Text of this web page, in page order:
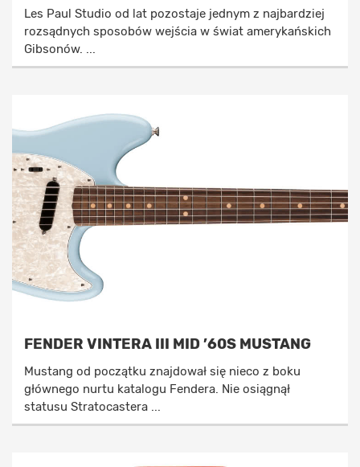
Les Paul Studio od lat pozostaje jednym z najbardziej
rozsądnych sposobów wejścia w świat amerykańskich
Gibsonów. ...
FENDER VINTERA III MID ’60S MUSTANG
Mustang od początku znajdował się nieco z boku
głównego nurtu katalogu Fendera. Nie osiągnął
statusu Stratocastera ...